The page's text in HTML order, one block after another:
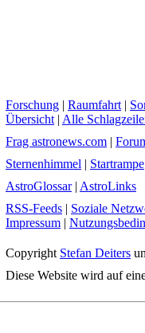
Forschung | Raumfahrt |
Übersicht | Alle
Frag astronews.com |
Sternenhimmel | Startrampe
AstroGlossar| AstroLinks
RSS-Feeds | Soziale
Impressum |
Copyright Stefan Deiters
Diese Website wird auf